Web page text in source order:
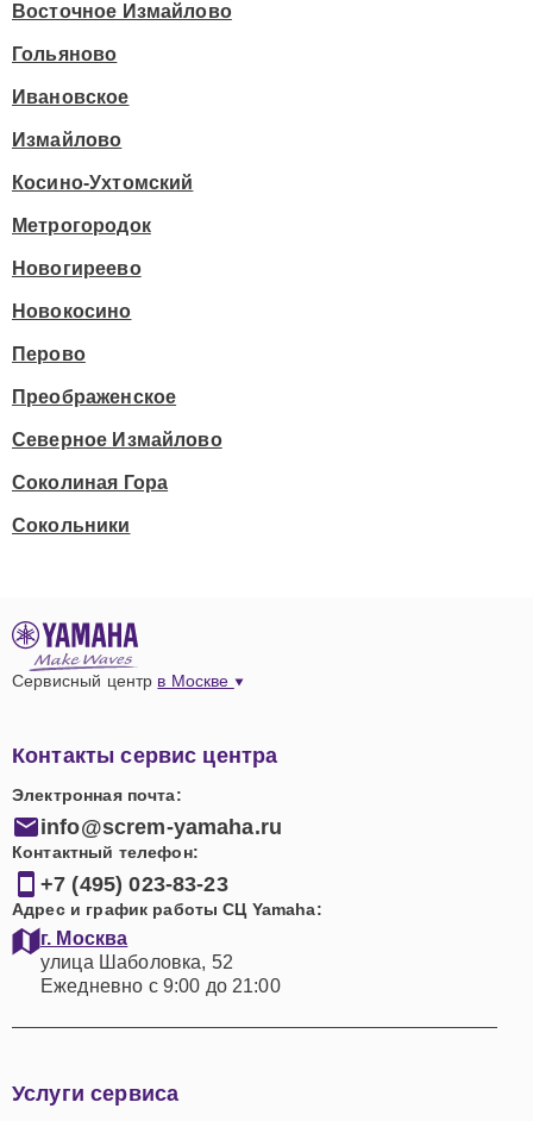
Восточное Измайлово
Гольяново
Ивановское
Измайлово
Косино-Ухтомский
Метрогородок
Новогиреево
Новокосино
Перово
Преображенское
Северное Измайлово
Соколиная Гора
Сокольники
Сервисный центр в Москве
Контакты сервис центра
Электронная почта:
info@screm-yamaha.ru
Контактный телефон:
+7 (495) 023-83-23
Адрес и график работы СЦ Yamaha:
г. Москва
улица Шаболовка, 52
Ежедневно с 9:00 до 21:00
Услуги сервиса